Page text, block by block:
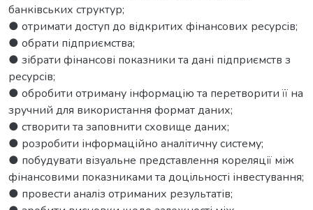
банківських структур;
● отримати доступ до відкритих фінансових ресурсів;
● обрати підприємства;
● зібрати фінансові показники та дані підприємств з
ресурсів;
● обробити отриману інформацію та перетворити її на
зручний для використання формат даних;
● створити та заповнити сховище даних;
● розробити інформаційно аналітичну систему;
● побудувати візуальне представлення кореляції між
фінансовими показниками та доцільності інвестування;
● провести аналіз отриманих результатів;